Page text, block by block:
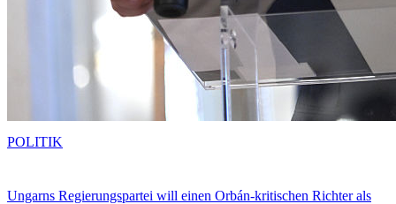
Ungarns Regierungspartei will einen Orbán-kritischen Richter als
POLITIK